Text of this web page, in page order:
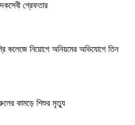
গ্রেফতার
কলেজে নিয়োগে অনিয়মের অভিযোগে তিন
কামড়ে শিশুর মৃত্যু